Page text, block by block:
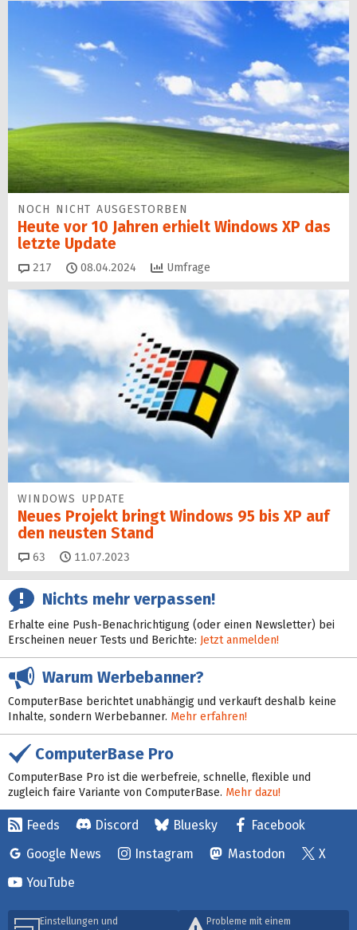
NOCH NICHT AUSGESTORBEN
Heute vor 10 Jahren erhielt Windows XP das
letzte Update
217 Kommentare
08.04.2024 Umfrage
WINDOWS UPDATE
Neues Projekt bringt Windows 95 bis XP auf
den neusten Stand
63 Kommentare
11.07.2023
Nichts mehr verpassen!
Erhalte eine Push-Benachrichtigung (oder einen Newsletter) bei
Erscheinen neuer Tests und Berichte: Jetzt anmelden!
Warum Werbebanner?
ComputerBase berichtet unabhängig und verkauft deshalb keine
Inhalte, sondern Werbebanner. Mehr erfahren!
ComputerBase Pro
ComputerBase Pro ist die werbefreie, schnelle, flexible und
zugleich faire Variante von ComputerBase. Mehr dazu!
Feeds Discord Bluesky
Facebook
Google News
Instagram Mastodon
X
YouTube
Einstellungen und
Probleme mit einem